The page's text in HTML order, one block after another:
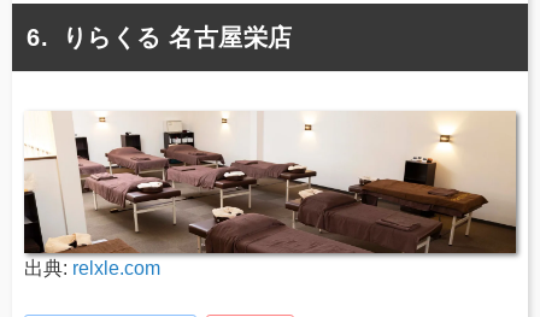
りらくる 名古屋栄店
出典: relxle.com